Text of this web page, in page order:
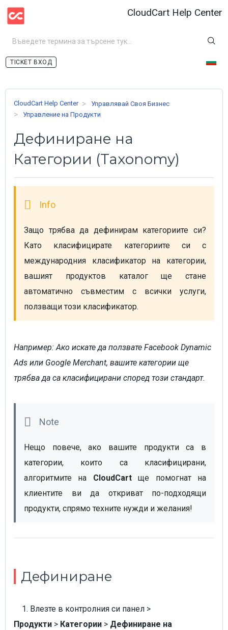
CloudCart Help Center
ВХОД
CloudCart Help Center
Управлявай Своя Бизнес
Управление на Продукти
Дефиниране на
Категории (Taxonomy)
Защо трябва да дефинирам категориите си?
Като класифицирате категориите си с
международния класификатор на категории,
вашият продуктов каталог ще стане
автоматично съвместим с всички услуги,
ползващи този класификатор.
Например: Ако искате да ползвате Facebook Dynamic
Ads или Google Merchant, вашите категории ще
трябва да са класифицирани според този стандарт.
Нещо повече, ако вашите продукти са в
категории, които са класифицирани,
алгоритмите на CloudCart ще помогнат на
клиентите ви да откриват по-подходящи
продукти, спрямо техните нужди и желания!
Дефиниране
1. Влезте в контролния си панел >
Продукти > Категории > Дефиниране на